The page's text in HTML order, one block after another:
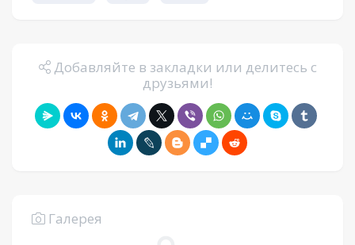
Добавляйте в закладки или делитесь с
друзьями!
Галерея